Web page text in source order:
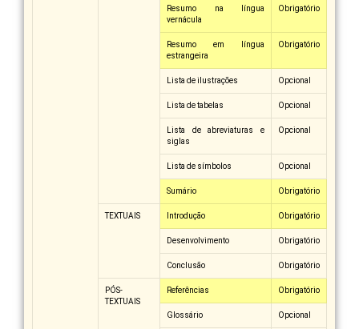
Resumo na língua
vernácula
Obrigatório
Resumo em língua
estrangeira
Obrigatório
Lista de ilustrações Opcional
Lista de tabelas Opcional
Lista de abreviaturas e
siglas
Opcional
Lista de símbolos Opcional
Sumário Obrigatório
TEXTUAIS Introdução Obrigatório
Desenvolvimento Obrigatório
Conclusão Obrigatório
PÓS-
TEXTUAIS
Referências Obrigatório
Glossário Opcional